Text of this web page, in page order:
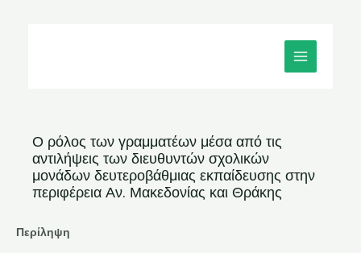
MAIN
MENU
Ο ρόλος των γραμματέων μέσα από τις
αντιλήψεις των διευθυντών σχολικών
μονάδων δευτεροβάθμιας εκπαίδευσης στην
περιφέρεια Αν. Μακεδονίας και Θράκης
Περίληψη